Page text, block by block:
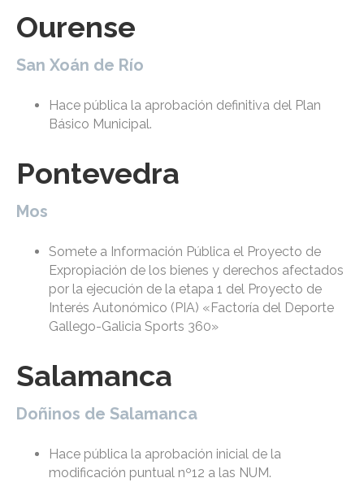
Ourense
San Xoán de Río
Hace pública la aprobación definitiva del Plan
Básico Municipal.
Pontevedra
Mos
Somete a Información Pública el Proyecto de
Expropiación de los bienes y derechos afectados
por la ejecución de la etapa 1 del Proyecto de
Interés Autonómico (PIA) «Factoría del Deporte
Gallego-Galicia Sports 360»
Salamanca
Doñinos de Salamanca
Hace pública la aprobación inicial de la
modificación puntual nº12 a las NUM.